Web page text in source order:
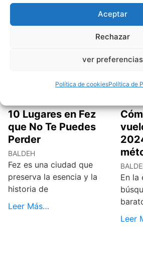
Aceptar
Rechazar
ver preferencias
Política de cookiesPolítica de
Días Marrakech es una
ciudad fascinante que en
Leer
10 Lugares en Fez
que No Te Puedes
Perder
BALDEH
Fez es una ciudad que
preserva la esencia y la
historia de
Leer Más…
En la
Leer